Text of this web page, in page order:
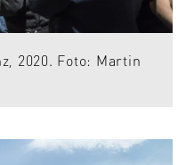
2020. Foto: Martin